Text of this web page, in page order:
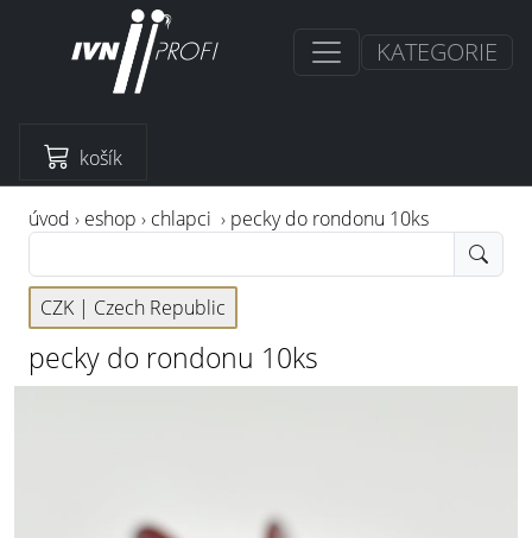
KATEGORIE
košík
úvod › eshop › chlapci › pecky do rondonu 10ks
CZK | Czech Republic
pecky do rondonu 10ks